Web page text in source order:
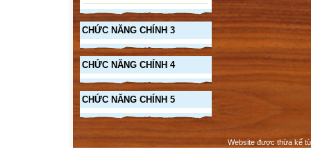
CHỨC NĂNG CHÍNH 3
CHỨC NĂNG CHÍNH 4
CHỨC NĂNG CHÍNH 5
Website được thừa kế